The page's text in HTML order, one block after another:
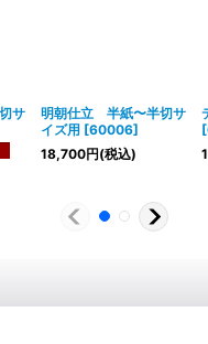
サ
明朝仕立 半紙〜半切サ
イズ用 [60006]
18,700円(税込)
[